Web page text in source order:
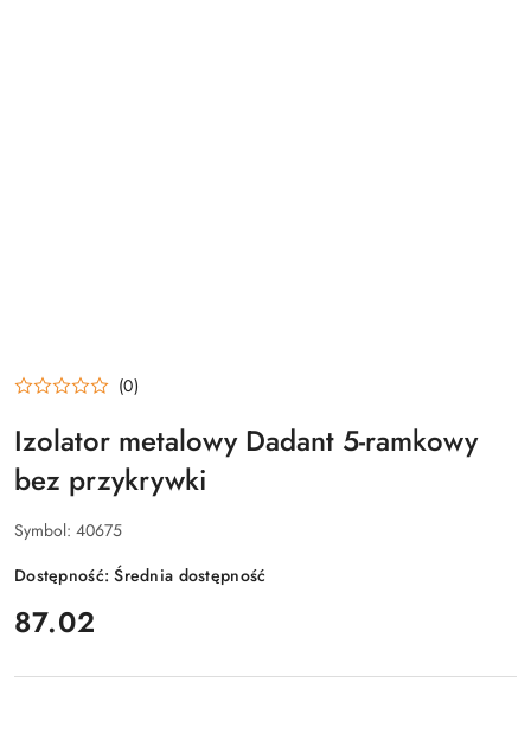
(0)
Izolator metalowy Dadant 5-ramkowy
bez przykrywki
Symbol: 40675
Dostępność:Średnia dostępność
cena:
87.02